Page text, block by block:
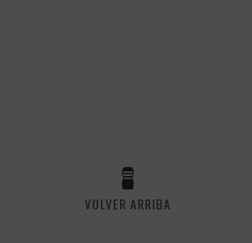
VOLVER ARRIBA